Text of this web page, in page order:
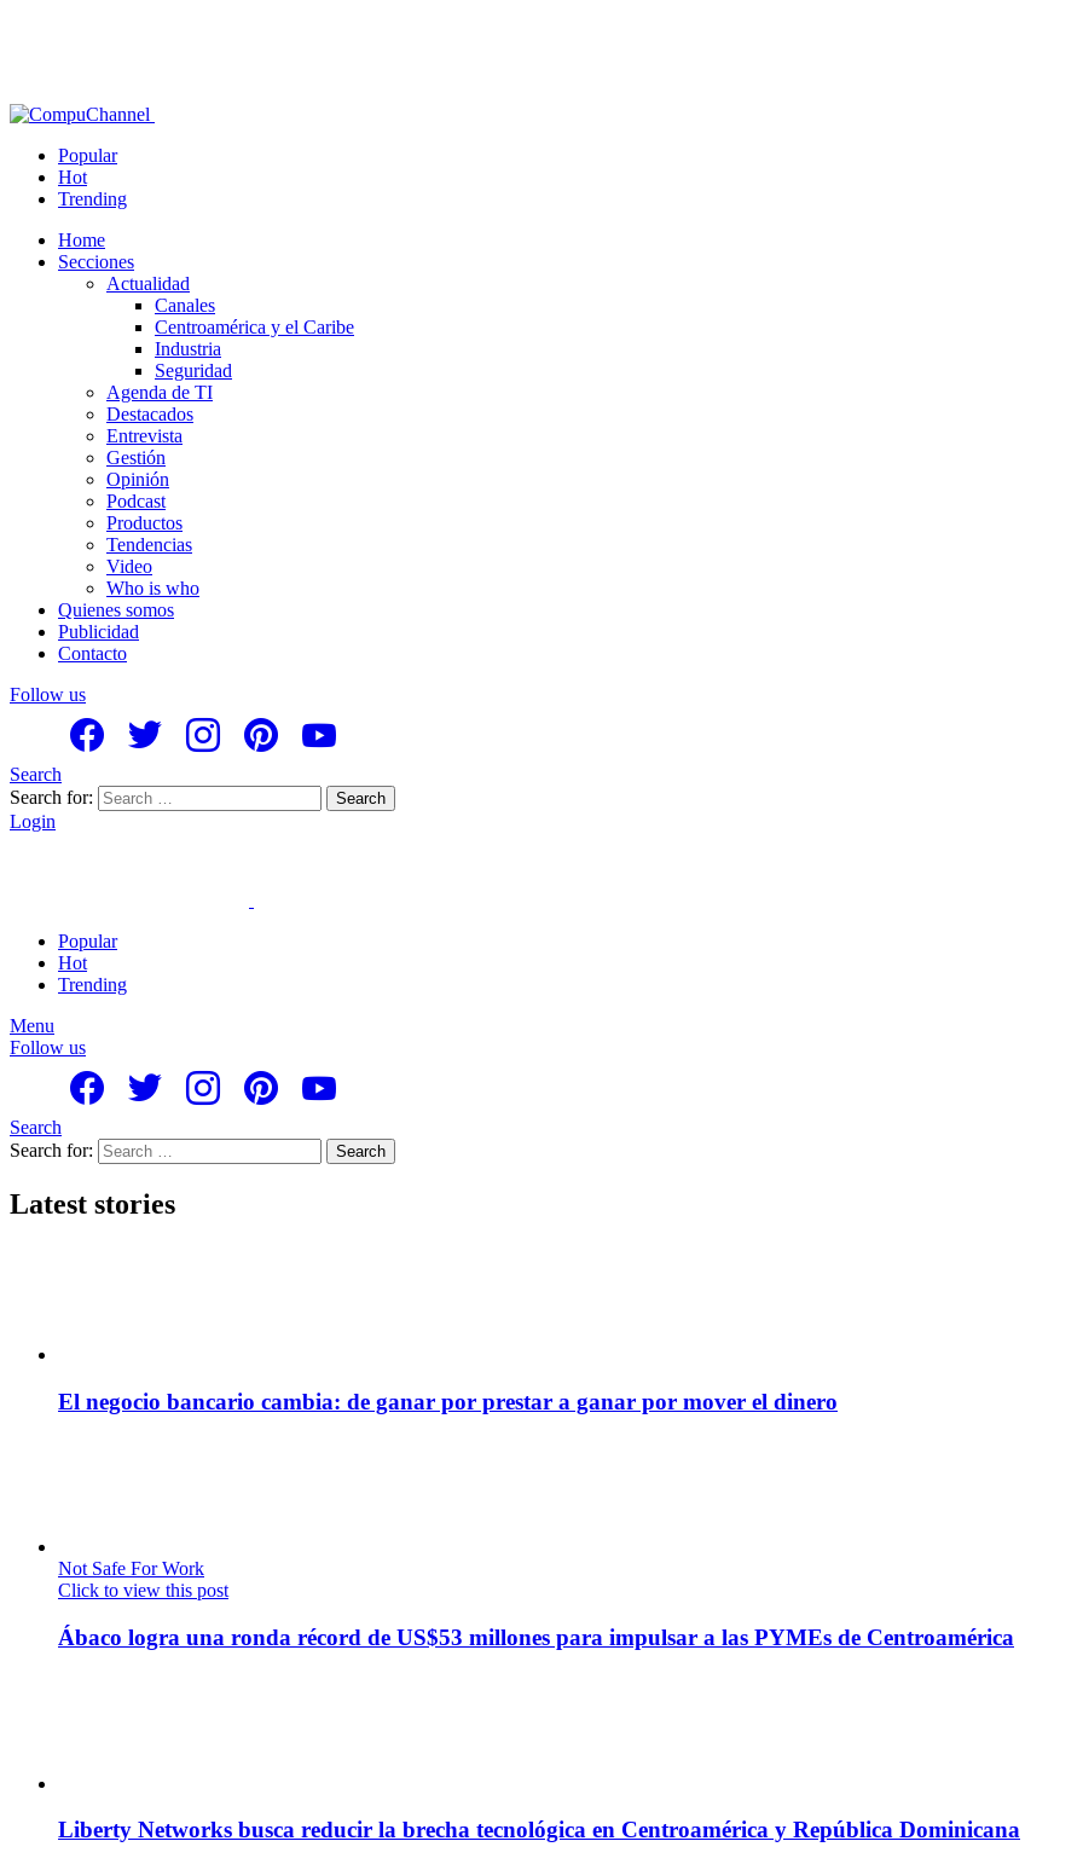
Popular
Hot
Trending
Home
Secciones
Actualidad
Canales
Centroamérica y el Caribe
Industria
Seguridad
Agenda de TI
Destacados
Entrevista
Gestión
Opinión
Podcast
Productos
Tendencias
Video
Who is who
Quienes somos
Publicidad
Contacto
Follow us
Search
Search for:
Search
Login
Popular
Hot
Trending
Menu
Follow us
Search
Search for:
Search
Latest stories
El negocio bancario cambia: de ganar por prestar a ganar por mover el dinero
Not Safe For Work
Click to view this post
Ábaco logra una ronda récord de US$53 millones para impulsar a las PYMEs de Centroamérica
Liberty Networks busca reducir la brecha tecnológica en Centroamérica y República Dominicana